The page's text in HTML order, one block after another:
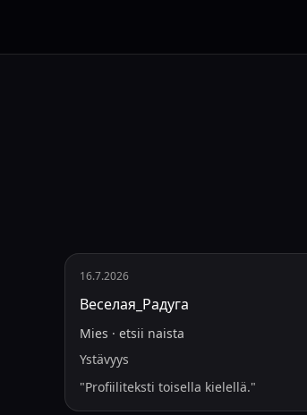
16.7.2026
Веселая_Радуга
Mies · etsii naista
Ystävyys
"Profiiliteksti toisella kielellä."